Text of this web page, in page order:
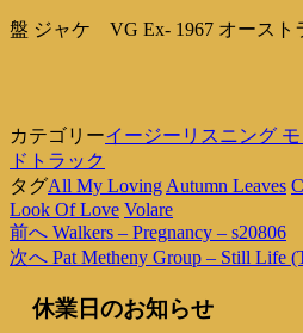
盤 ジャケ VG Ex- 1967 オースト
カテゴリーイージーリスニング
ドトラック
タグAll My Loving Autumn Leaves
Look Of Love Volare
投
稿
ナ
過
去
前へ Walkers – Pregnancy – s20806
次
次へ Pat Metheny Group – Still Life
休業日のお知らせ